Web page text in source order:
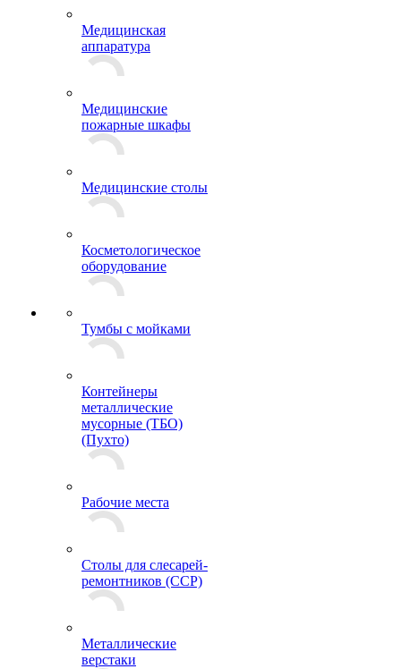
Медицинская
аппаратура
Медицинские
пожарные шкафы
Медицинские столы
Косметологическое
оборудование
Тумбы с мойками
Контейнеры
металлические
мусорные (ТБО)
(Пухто)
Рабочие места
Столы для слесарей-
ремонтников (ССР)
Металлические
верстаки